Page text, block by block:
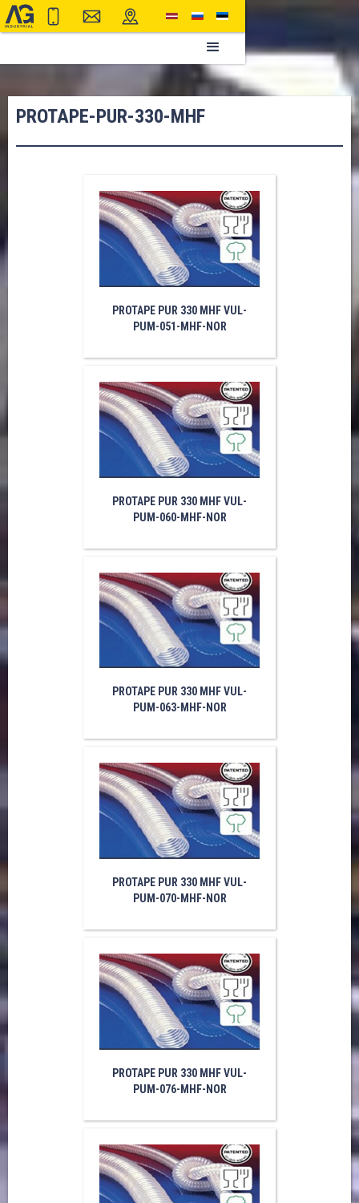
PROTAPE-PUR-330-MHF
PROTAPE PUR 330 MHF VUL-
PUM-051-MHF-NOR
PROTAPE PUR 330 MHF VUL-
PUM-060-MHF-NOR
PROTAPE PUR 330 MHF VUL-
PUM-063-MHF-NOR
PROTAPE PUR 330 MHF VUL-
PUM-070-MHF-NOR
PROTAPE PUR 330 MHF VUL-
PUM-076-MHF-NOR